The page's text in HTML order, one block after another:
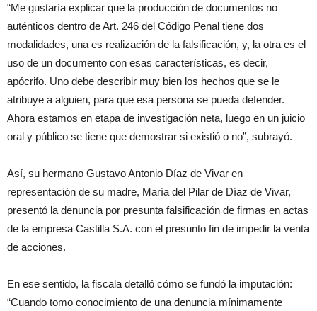
“Me gustaría explicar que la producción de documentos no
auténticos dentro de Art. 246 del Código Penal tiene dos
modalidades, una es realización de la falsificación, y, la otra es el
uso de un documento con esas características, es decir,
apócrifo. Uno debe describir muy bien los hechos que se le
atribuye a alguien, para que esa persona se pueda defender.
Ahora estamos en etapa de investigación neta, luego en un juicio
oral y público se tiene que demostrar si existió o no”, subrayó.
Así, su hermano Gustavo Antonio Díaz de Vivar en
representación de su madre, María del Pilar de Díaz de Vivar,
presentó la denuncia por presunta falsificación de firmas en actas
de la empresa Castilla S.A. con el presunto fin de impedir la venta
de acciones.
En ese sentido, la fiscala detalló cómo se fundó la imputación:
“Cuando tomo conocimiento de una denuncia mínimamente